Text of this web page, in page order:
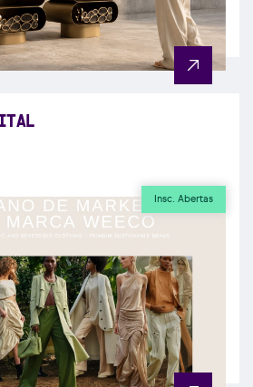
Insc. Abertas